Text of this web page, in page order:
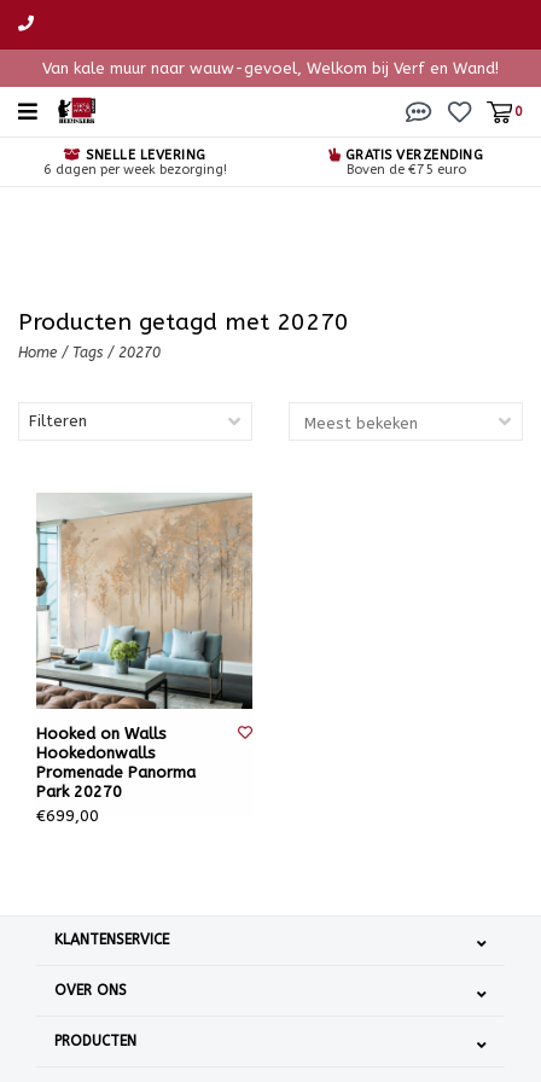
Van kale muur naar wauw-gevoel, Welkom bij Verf en Wand!
0
SNELLE LEVERING
6 dagen per week bezorging!
GRATIS VERZENDING
Boven de €75 euro
Producten getagd met 20270
Home / Tags / 20270
Filteren
Hooked on Walls
Hookedonwalls
Promenade Panorma
Park 20270
€699,00
KLANTENSERVICE
OVER ONS
PRODUCTEN